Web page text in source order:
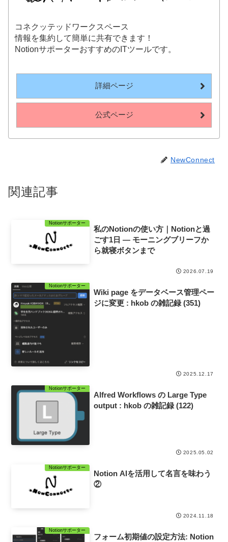
コネクッテッドワークスペース
情報を集約して簡単に共有できます！
NotionサポーターおすすめのITツールです。
詳細ページ
公式ページ
NewConnect
関連記事
Notionサポーター
私のNotionの使い方｜Notionと過
ごす1日 — モーニングブリーフか
ら就寝ボタンまで
2026.07.19
Notionサポーター
Wiki page をデータベース管理ペー
ジに変更 : hkob の雑記録 (351)
2025.12.17
Notionサポーター
Alfred Workflows の Large Type
output : hkob の雑記録 (122)
2025.05.02
Notionサポーター
Notion AIを活用して名言を味わう
②
2024.11.18
Notionサポーター
フォーム初期値の設定方法: Notion